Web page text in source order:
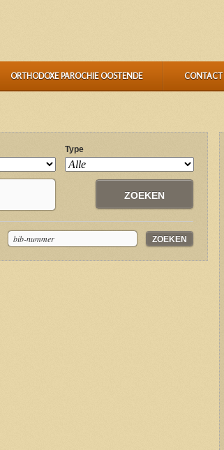
ORTHODOXE PAROCHIE OOSTENDE CONTACT
Type